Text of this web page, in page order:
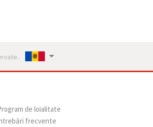
de loialitate
frecvente